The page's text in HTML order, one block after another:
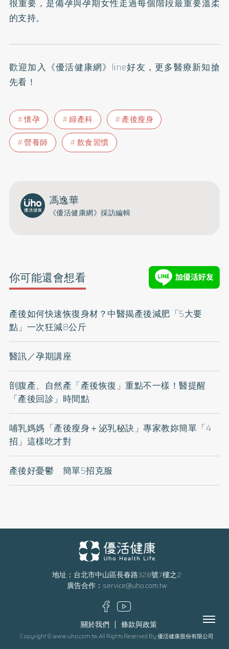
很重要，是備孕與孕期女性走過每個階段最重要溫柔
的支持。
歡迎加入 《優活健康網》line好友 ，更多醫療新知搶
先看！
懷孕 婦產科
產後瘦身
營養師
飲食習慣
馮逸華
《優活健康網》採訪編輯
你可能還會想看
產後如何快速恢復身材？中醫揭產後減肥「5大要
點」一次狂減8公斤
醫訊／孕期講座
剖腹產、自然產「產後恢復」重點不一樣！醫提醒
「產後回診」時間點
哺乳媽媽「產後瘦身＋泌乳秘訣」專家教妳簡單「4
招」這樣吃才對
產後好憂鬱 簡單5招克服
地址：台北市中山區長春路328號7樓之2
廣告合作： service@uho.com.tw
關於我們 條款與政策
Copyright © www.uho.com.tw All Rights Reserved By 優活健康股份有限公司
Menu